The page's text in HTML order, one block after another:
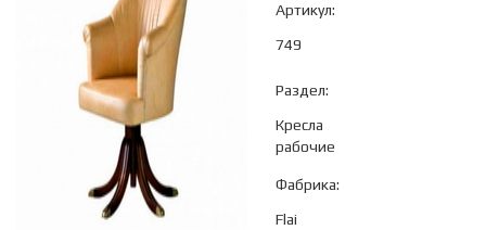
Артикул:
749
Раздел:
Кресла
рабочие
Фабрика:
Flai